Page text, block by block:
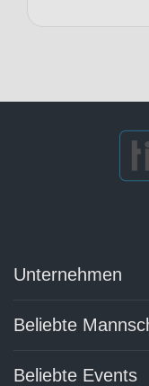
Unternehmen
Beliebte
Beliebte Events